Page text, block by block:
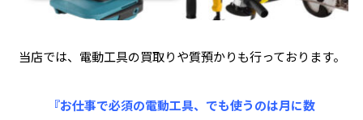
当店では、電動工具の買取りや質預かりも行っております。
『お仕事で必須の電動工具、でも使うのは月に数